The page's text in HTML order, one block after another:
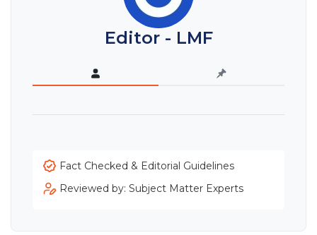
Editor - LMF
Fact Checked & Editorial Guidelines
Reviewed by: Subject Matter Experts